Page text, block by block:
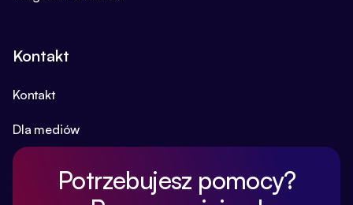
Kontakt
Kontakt
Dla mediów
Potrzebujesz pomocy?